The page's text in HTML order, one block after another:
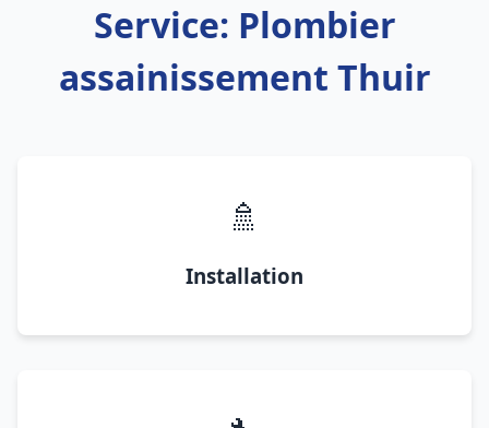
Service: Plombier
assainissement Thuir
🚿
Installation